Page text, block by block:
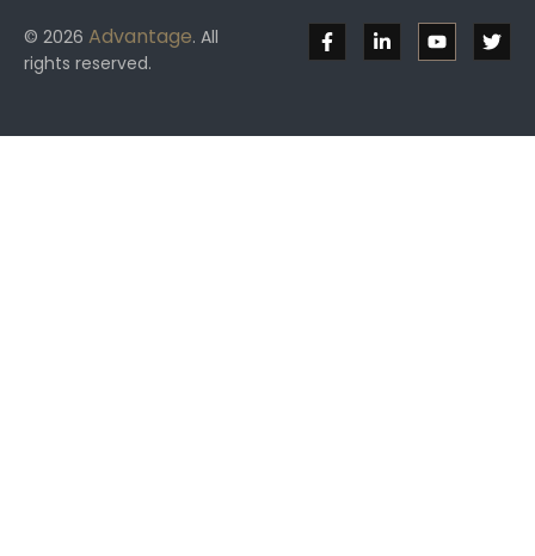
© 2026 Advantage. All
rights reserved.